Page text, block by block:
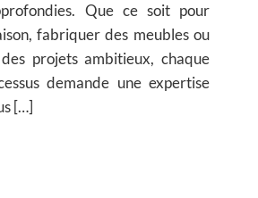
Que ce soit pour
fabriquer des meubles ou
projets ambitieux, chaque
demande une expertise
[…]